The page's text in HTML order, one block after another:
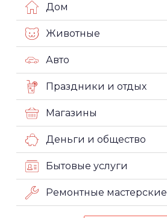
Дом
Животные
Авто
Праздники и отдых
Магазины
Деньги и общество
Бытовые услуги
Ремонтные мастерские